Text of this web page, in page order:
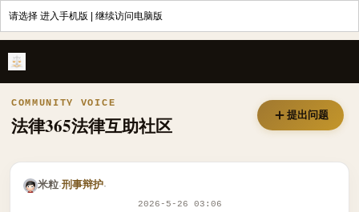
请选择 进入手机版 继续访问电脑版
COMMUNITY VOICE
法律365法律互助社区 提出问题
米粒·刑事辩护·
2026-5-26 03:06